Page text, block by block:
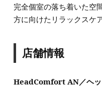
完全個室の落ち着いた空
方に向けたリラックスケ
店舗情報
HeadComfort AN／ヘッ